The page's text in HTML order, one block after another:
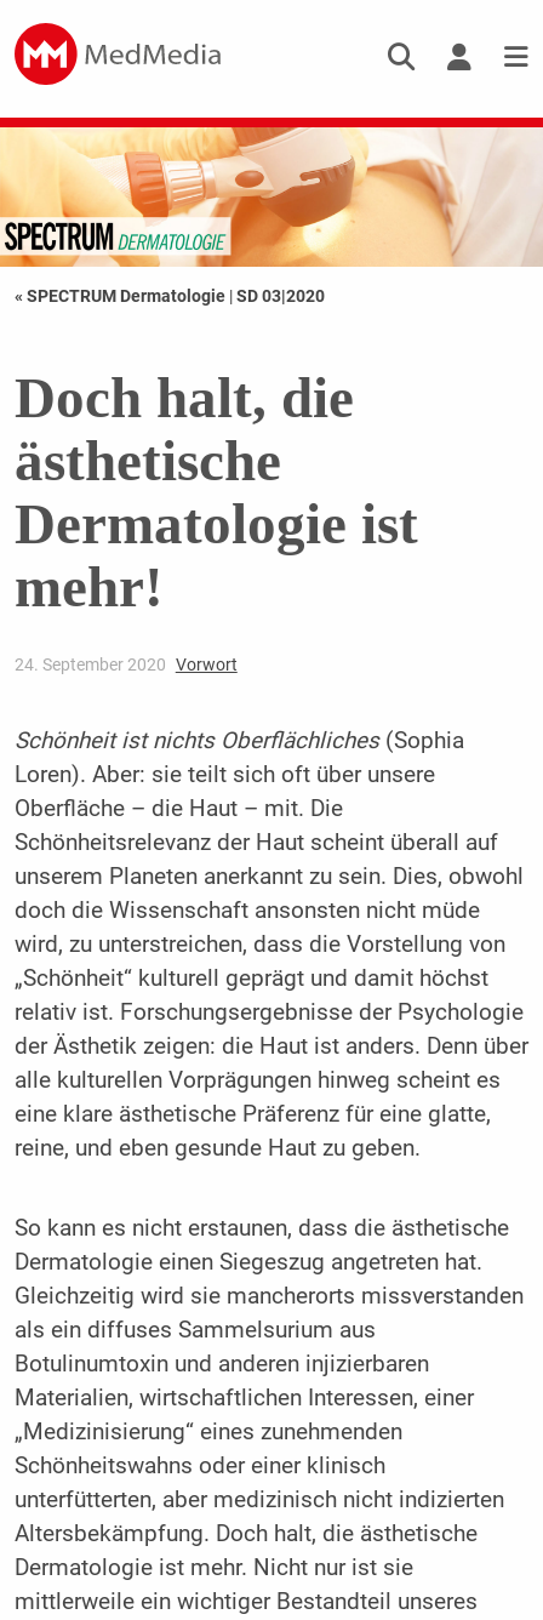
« SPECTRUM Dermatologie |SD 03|2020
Doch halt, die
ästhetische
Dermatologie ist
mehr!
24. September 2020 Vorwort
Schönheit ist nichts Oberflächliches(Sophia
Loren). Aber: sie teilt sich oft über unsere
Oberfläche – die Haut – mit. Die
Schönheitsrelevanz der Haut scheint überall auf
unserem Planeten anerkannt zu sein. Dies, obwohl
doch die Wissenschaft ansonsten nicht müde
wird, zu unterstreichen, dass die Vorstellung von
„Schönheit“ kulturell geprägt und damit höchst
relativ ist. Forschungsergebnisse der Psychologie
der Ästhetik zeigen: die Haut ist anders. Denn über
alle kulturellen Vorprägungen hinweg scheint es
eine klare ästhetische Präferenz für eine glatte,
reine, und eben gesunde Haut zu geben.
So kann es nicht erstaunen, dass die ästhetische
Dermatologie einen Siegeszug angetreten hat.
Gleichzeitig wird sie mancherorts missverstanden
als ein diffuses Sammelsurium aus
Botulinumtoxin und anderen injizierbaren
Materialien, wirtschaftlichen Interessen, einer
„Medizinisierung“ eines zunehmenden
Schönheitswahns oder einer klinisch
unterfütterten, aber medizinisch nicht indizierten
Altersbekämpfung. Doch halt, die ästhetische
Dermatologie ist mehr. Nicht nur ist sie
mittlerweile ein wichtiger Bestandteil unseres